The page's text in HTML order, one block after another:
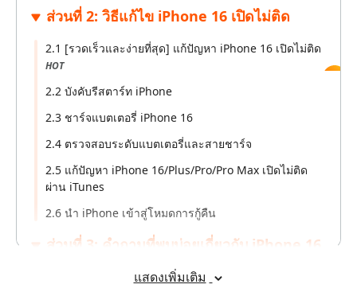
ส่วนที่ 2: วิธีแก้ไข iPhone 16 เปิดไม่ติด
2.1 [รวดเร็วและง่ายที่สุด] แก้ปัญหา iPhone 16 เปิดไม่ติด
HOT
2.2 บังคับรีสตาร์ท iPhone
2.3 ชาร์จแบตเตอรี่ iPhone 16
2.4 ตรวจสอบระดับแบตเตอรี่และสายชาร์จ
2.5 แก้ปัญหา iPhone 16/Plus/Pro/Pro Max เปิดไม่ติด
ผ่าน iTunes
2.6 นำ iPhone เข้าสู่โหมดการกู้คืน
ส่วนที่ 3: คำถามที่พบบ่อยเกี่ยวกับ iPhone 16
แสดงเพิ่มเติม